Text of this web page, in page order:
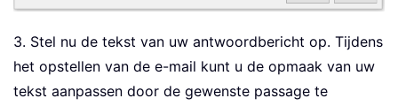
3. Stel nu de tekst van uw antwoordbericht op. Tijdens
het opstellen van de e-mail kunt u de opmaak van uw
tekst aanpassen door de gewenste passage te